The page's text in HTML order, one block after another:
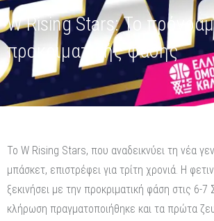
W Rising Stars: Το
προκριματικής φάσης
Το W Rising Stars, που αναδεικνύει τη νέα
μπάσκετ, επιστρέφει για τρίτη χρονιά. Η
ξεκινήσει με την προκριματική φάση στις 6-7
κλήρωση πραγματοποιήθηκε και τα πρώτα